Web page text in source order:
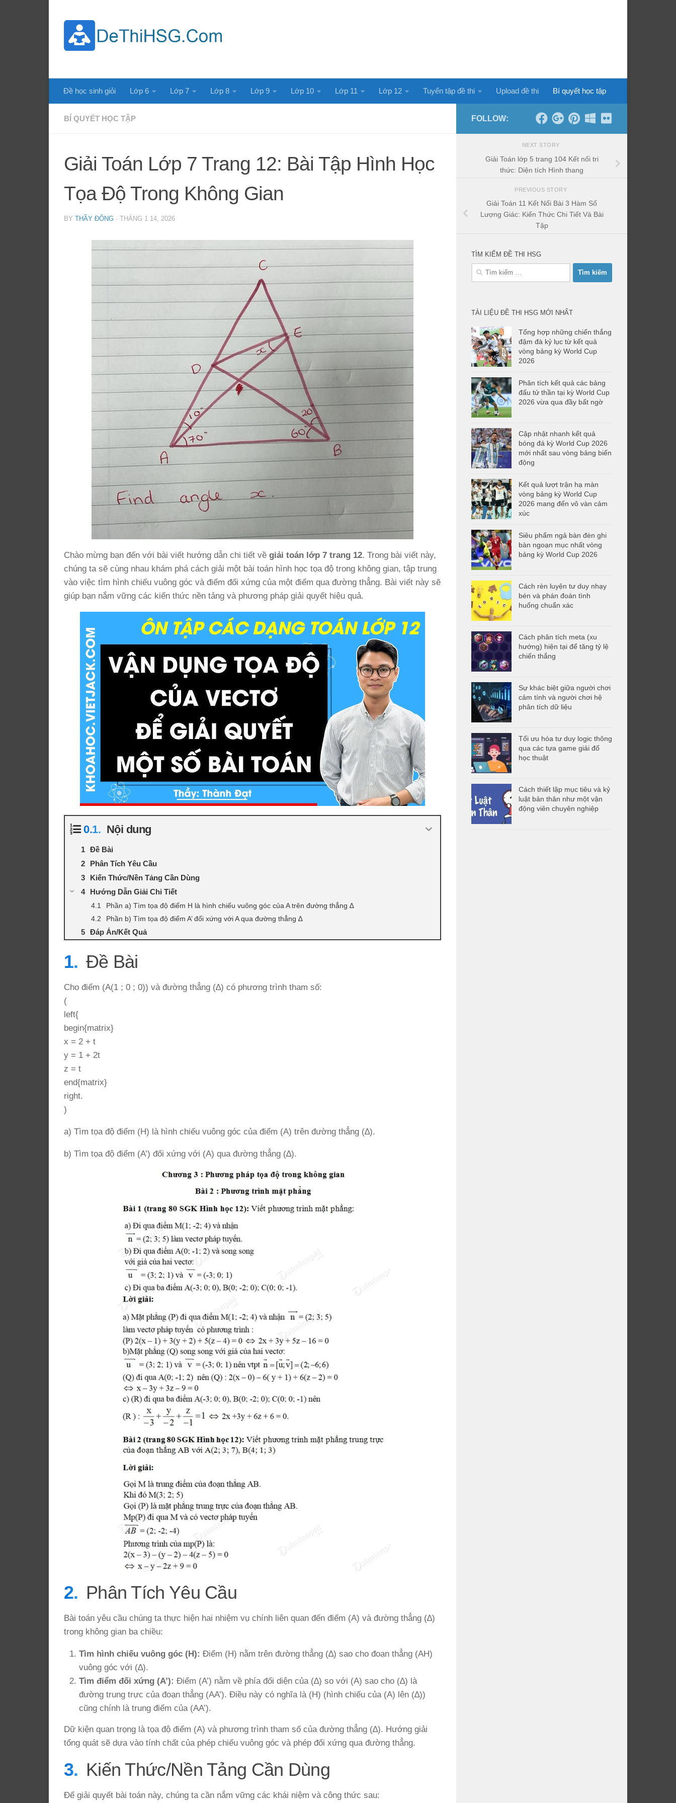
Đề học sinh giỏi Lớp 6 Lớp 7 Lớp 8 Lớp 9 Lớp 10 Lớp 11 Lớp 12 Tuyển tập đề thi Upload đề thi Bí quyết học tập
BÍ QUYẾT HỌC TẬP
Giải Toán Lớp 7 Trang 12: Bài Tập Hình Học
Tọa Độ Trong Không Gian
BY THẦY ĐÔNG · THÁNG 1 14, 2026
Chào mừng bạn đến với bài viết hướng dẫn chi tiết về giải toán lớp 7 trang 12. Trong bài viết này,
chúng ta sẽ cùng nhau khám phá cách giải một bài toán hình học tọa độ trong không gian, tập trung
vào việc tìm hình chiếu vuông góc và điểm đối xứng của một điểm qua đường thẳng. Bài viết này sẽ
giúp bạn nắm vững các kiến thức nền tảng và phương pháp giải quyết hiệu quả.
Nội dung
Đề Bài
Phân Tích Yêu Cầu
Kiến Thức/Nền Tảng Cần Dùng
Hướng Dẫn Giải Chi Tiết
Phần a) Tìm tọa độ điểm H là hình chiếu vuông góc của A trên đường thẳng ∆
Phần b) Tìm tọa độ điểm A’ đối xứng với A qua đường thẳng ∆
Đáp Án/Kết Quả
Đề Bài
Cho điểm (A(1 ; 0 ; 0)) và đường thẳng (∆) có phương trình tham số:
(
left{
begin{matrix}
x = 2 + t
y = 1 + 2t
z = t
end{matrix}
right.
)
a) Tìm tọa độ điểm (H) là hình chiếu vuông góc của điểm (A) trên đường thẳng (∆).
b) Tìm tọa độ điểm (A’) đối xứng với (A) qua đường thẳng (∆).
Phân Tích Yêu Cầu
Bài toán yêu cầu chúng ta thực hiện hai nhiệm vụ chính liên quan đến điểm (A) và đường thẳng (∆)
trong không gian ba chiều:
Tìm hình chiếu vuông góc (H): Điểm (H) nằm trên đường thẳng (∆) sao cho đoạn thẳng (AH)
vuông góc với (∆).
Tìm điểm đối xứng (A’): Điểm (A’) nằm về phía đối diện của (∆) so với (A) sao cho (∆) là
đường trung trực của đoạn thẳng (AA’). Điều này có nghĩa là (H) (hình chiếu của (A) lên (∆))
cũng chính là trung điểm của (AA’).
Dữ kiện quan trọng là tọa độ điểm (A) và phương trình tham số của đường thẳng (∆). Hướng giải
tổng quát sẽ dựa vào tính chất của phép chiếu vuông góc và phép đối xứng qua đường thẳng.
Kiến Thức/Nền Tảng Cần Dùng
Để giải quyết bài toán này, chúng ta cần nắm vững các khái niệm và công thức sau:
FOLLOW:
NEXT STORY
Giải Toán lớp 5 trang 104 Kết nối tri
thức: Diện tích Hình thang
PREVIOUS STORY
Giải Toán 11 Kết Nối Bài 3 Hàm Số
Lượng Giác: Kiến Thức Chi Tiết Và Bài
Tập
TÌM KIẾM ĐỀ THI HSG
Tìm
TÀI LIỆU ĐỀ THI HSG MỚI NHẤT
Tổng hợp những chiến thắng
đậm đà kỷ lục từ kết quả
vòng bảng kỳ World Cup
2026
Phân tích kết quả các bảng
đấu tử thần tại kỳ World Cup
2026 vừa qua đầy bất ngờ
Cập nhật nhanh kết quả
bóng đá kỳ World Cup 2026
mới nhất sau vòng bảng biến
động
Kết quả lượt trận hạ màn
vòng bảng kỳ World Cup
2026 mang đến vô vàn cảm
xúc
Siêu phẩm ngả bàn đèn ghi
bàn ngoạn mục nhất vòng
bảng kỳ World Cup 2026
Cách rèn luyện tư duy nhạy
bén và phán đoán tình
huống chuẩn xác
Cách phân tích meta (xu
hướng) hiện tại để tăng tỷ lệ
chiến thắng
Sự khác biệt giữa người chơi
cảm tính và người chơi hệ
phân tích dữ liệu
Tối ưu hóa tư duy logic thông
qua các tựa game giải đố
học thuật
Cách thiết lập mục tiêu và kỷ
luật bản thân như một vận
động viên chuyên nghiệp